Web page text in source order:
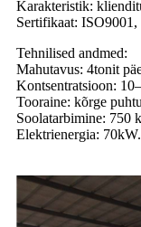
Karakteristik:
Sertifikaat:
Tehnilised andmed:
Mahutavus: 4tonit
Kontsentratsioon:
Tooraine: kõrge
Soolatarbimine: 750
Elektrienergia: